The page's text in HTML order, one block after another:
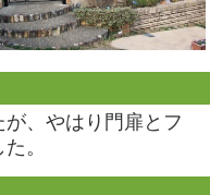
、やはり門扉とフ
。